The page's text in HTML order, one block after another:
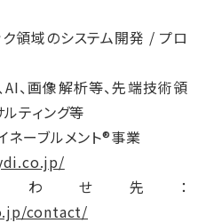
領域のシステム開発 / プロ
像解析等、先端技術領
ティング等
ルメント®事業
せ先：
contact/